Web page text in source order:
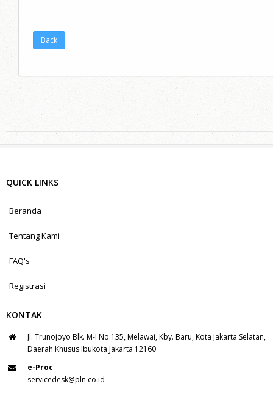
Back
QUICK LINKS
Beranda
Tentang Kami
FAQ's
Registrasi
KONTAK
Jl. Trunojoyo Blk. M-I No.135, Melawai, Kby. Baru, Kota Jakarta Selatan,
Daerah Khusus Ibukota Jakarta 12160
e-Proc
servicedesk@pln.co.id